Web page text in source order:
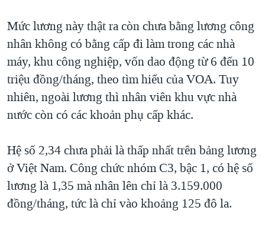
Mức lương này thật ra còn chưa bằng lương công
nhân không có bằng cấp đi làm trong các nhà
máy, khu công nghiệp, vốn dao động từ 6 đến 10
triệu đồng/tháng, theo tìm hiểu của VOA. Tuy
nhiên, ngoài lương thì nhân viên khu vực nhà
nước còn có các khoản phụ cấp khác.
Hệ số 2,34 chưa phải là thấp nhất trên bảng lương
ở Việt Nam. Công chức nhóm C3, bậc 1, có hệ số
lương là 1,35 mà nhân lên chỉ là 3.159.000
đồng/tháng, tức là chỉ vào khoảng 125 đô la.